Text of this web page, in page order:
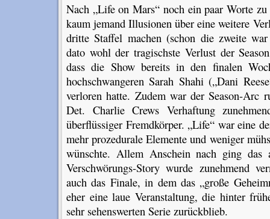
Nach „Life on Mars“ noch ein paar Worte
kaum jemand Illusionen über eine weitere
dritte Staffel machen (schon die zweite
dato wohl der tragischste Verlust der
dass die Show bereits in den finalen
hochschwangeren Sarah Shahi („Dani
verloren hatte. Zudem war der Season-Arc
Det. Charlie Crews Verhaftung
überflüssiger Fremdkörper. „Life“ war eine
mehr prozedurale Elemente und weniger
wünschte. Allem Anschein nach ging
Verschwörungs-Story wurde zunehmend
auch das Finale, in dem das „große
eher eine laue Veranstaltung, die hinter
sehr sehenswerten Serie zurückblieb.